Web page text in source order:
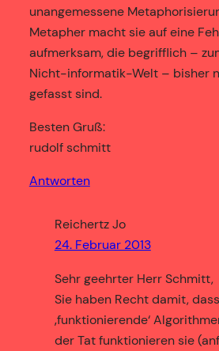
unangemessene
Metapher macht sie auf eine
aufmerksam, die begrifflich –
Nicht-informatik-Welt – bisher
gefasst sind.
Besten Gruß:
rudolf schmitt
Antworten
Reichertz Jo
24. Februar 2013
Sehr geehrter Herr Schmitt,
Sie haben Recht damit,
‚funktionierende‘
der Tat funktionieren sie